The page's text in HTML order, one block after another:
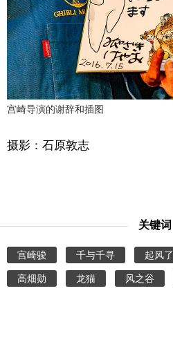
宫崎导演的谢辞和插图
摄影：石原敦志
关键词
宫崎骏 千与千寻 起风了
高畑勋 龙猫 风之谷